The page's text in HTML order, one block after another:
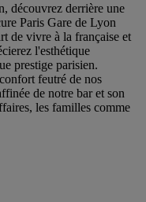
découvrez derrière une
Paris Gare de Lyon
de vivre à la française et
l'esthétique
prestige parisien.
feutré de nos
de notre bar et son
les familles comme